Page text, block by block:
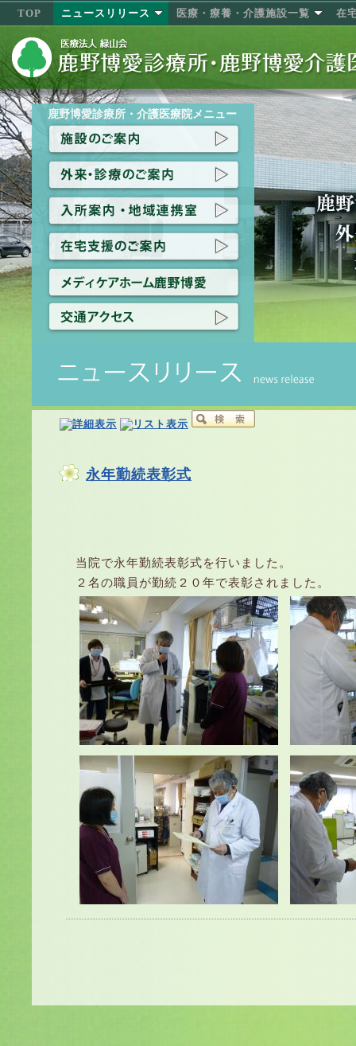
鹿野博愛診療所・介護医療院メニュー
TOP ニュースリリース 医療・療養・介護施設一覧 在
永年勤続表彰式
当院で永年勤続表彰式を行いました。
２名の職員が勤続２０年で表彰されました。